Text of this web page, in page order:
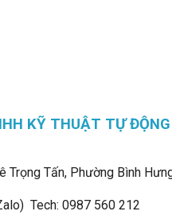
KỸ THUẬT TỰ
Tấn, Phường Bình
Tech: 0987 560 212